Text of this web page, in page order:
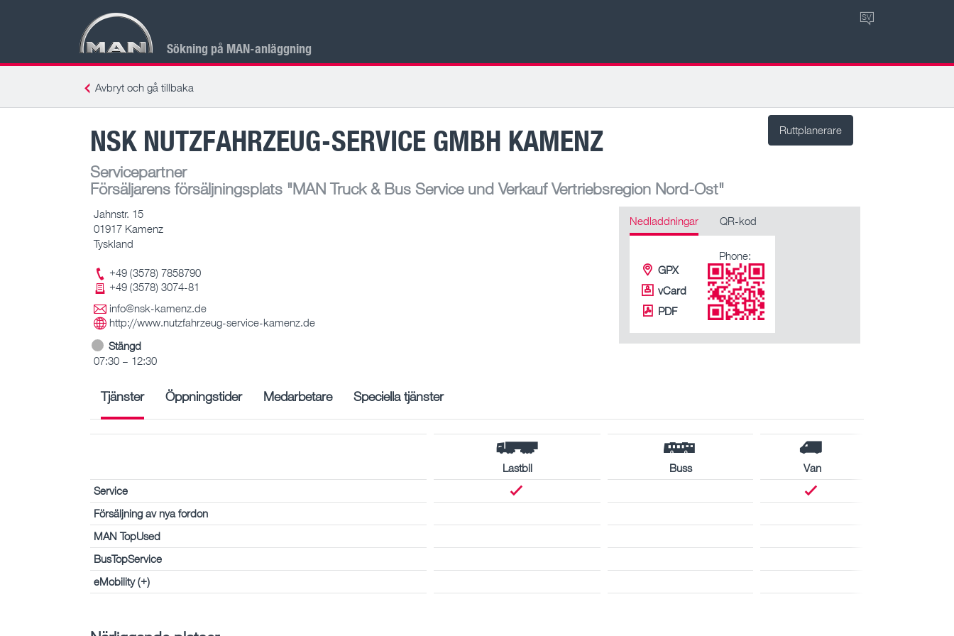
Sökning på MAN-anläggning
SV
Avbryt och gå tillbaka
Ruttplanerare
NSK NUTZFAHRZEUG-SERVICE GMBH KAMENZ
Servicepartner
Försäljarens försäljningsplats "MAN Truck & Bus Service und Verkauf Vertriebsregion Nord-Ost"
Jahnstr. 15
01917 Kamenz
Tyskland
+49 (3578) 7858790
+49 (3578) 3074-81
info@nsk-kamenz.de
http://www.nutzfahrzeug-service-kamenz.de
Stängd
07:30 – 12:30
Nedladdningar QR-kod
GPX
vCard
PDF
Phone:
Tjänster Öppningstider Medarbetare Speciella tjänster
Lastbil Buss
Van
Service
Försäljning av nya fordon
MAN TopUsed
BusTopService
eMobility (+)